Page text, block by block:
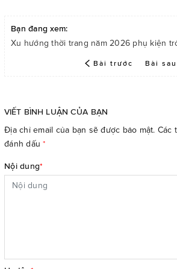
Bạn đang xem:
Xu hướng thời trang năm 2026 phụ kiện
Bài trước Bài sau
VIẾT BÌNH LUẬN CỦA BẠN
Địa chỉ email của bạn sẽ được bảo mật.
đánh dấu*
Nội dung*